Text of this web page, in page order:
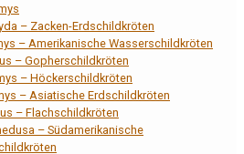
– Zacken-Erdschildkröten
– Amerikanische Wasserschildkröten
– Gopherschildkröten
– Höckerschildkröten
– Asiatische Erdschildkröten
– Flachschildkröten
– Südamerikanische